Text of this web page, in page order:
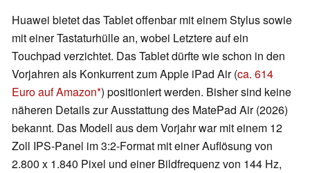
Huawei bietet das Tablet offenbar mit einem Stylus sowie
mit einer Tastaturhülle an, wobei Letztere auf ein
Touchpad verzichtet. Das Tablet dürfte wie schon in den
Vorjahren als Konkurrent zum Apple iPad Air (ca. 614
Euro auf Amazon ) positioniert werden. Bisher sind keine
näheren Details zur Ausstattung des MatePad Air (2026)
bekannt. Das Modell aus dem Vorjahr war mit einem 12
Zoll IPS-Panel im 3:2-Format mit einer Auflösung von
2.800 x 1.840 Pixel und einer Bildfrequenz von 144 Hz,